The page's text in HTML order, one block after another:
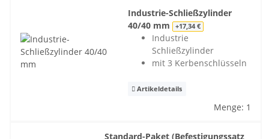
Industrie-Schließzylinder
40/40 mm
+17,34 €
Industrie
Schließzylinder
mit 3 Kerbenschlüsseln
Artikeldetails
Menge: 1
Standard-Paket (Befestigungssatz